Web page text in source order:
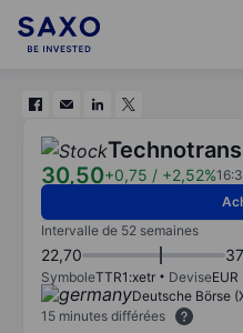
Technotrans
30,50+0,75 / +2,52%
Intervalle de 52 semaines
22,70
SymboleTTR1:xetr DeviseEUR
Deutsche Börse
15 minutes différées